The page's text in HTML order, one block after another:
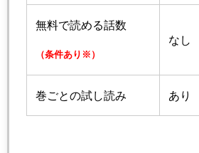
無料で読める話数
（条件あり※）
なし
巻ごとの試し読み あり